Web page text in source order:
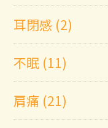
耳閉感 (2)
不眠 (11)
肩痛 (21)